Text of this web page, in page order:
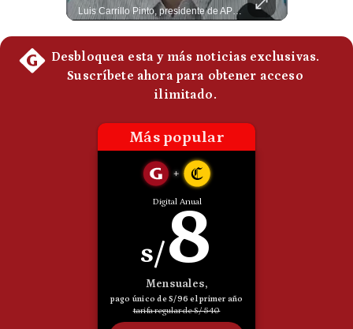
Luis Carrillo Pinto, presidente de APEMD,compara el negocio de la Copa del Mundo con las principales ligas estadounidenses: la FIFA recauda alrededor de US$15,000 millones en cuatro años, mientras que la NFL genera cerca de US$20,000 millones en solo un año. El Presidente de la Asociación Peruana de Marketing Deportivo explica los planes de Infantino para vender el 20% de una nueva empresa encargada de los activos comerciales del Mundial. #FIFA #NFL #MarketingDeportivo #LuisCarrilloPinto #APEMD #Mundial #Futbol #Deportes #Negocios #Shorts 👉 Suscríbete y activa la campana para no perderte nuestro análisis diario. 🌎 Síguenos en nuestras redes sociales: 📌 Web oficial: https://gestion.pe/mundo/ 📌 LinkedIn: http://bit.ly/3HYIET0 📌 X (Twitter): http://bit.ly/4noZtX9 📌 TikTok: http://bit.ly/4evB6TO